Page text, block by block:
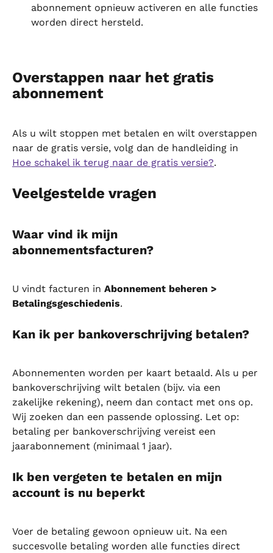
abonnement opnieuw activeren en alle functies
worden direct hersteld.
Overstappen naar het gratis
abonnement
Als u wilt stoppen met betalen en wilt overstappen
naar de gratis versie, volg dan de handleiding in
Hoe schakel ik terug naar de gratis versie?.
Veelgestelde vragen
Waar vind ik mijn
abonnementsfacturen?
U vindt facturen in Abonnement beheren >
Betalingsgeschiedenis.
Kan ik per bankoverschrijving betalen?
Abonnementen worden per kaart betaald. Als u per
bankoverschrijving wilt betalen (bijv. via een
zakelijke rekening), neem dan contact met ons op.
Wij zoeken dan een passende oplossing. Let op:
betaling per bankoverschrijving vereist een
jaarabonnement (minimaal 1 jaar).
Ik ben vergeten te betalen en mijn
account is nu beperkt
Voer de betaling gewoon opnieuw uit. Na een
succesvolle betaling worden alle functies direct